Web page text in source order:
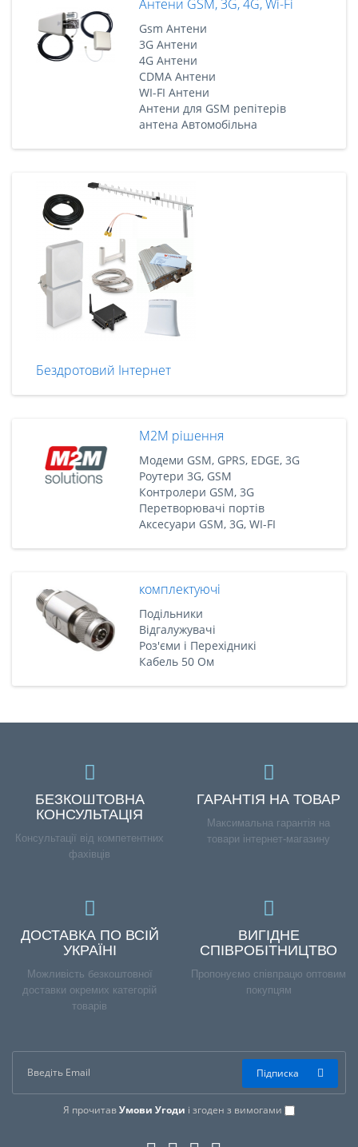
Антени GSM, 3G, 4G, Wi-Fi
Gsm Антени
3G Антени
4G Антени
CDMA Антени
WI-FI Антени
Антени для GSM репітерів
антена Автомобільна
Бездротовий Інтернет
M2M рішення
Модеми GSM, GPRS, EDGE, 3G
Роутери 3G, GSM
Контролери GSM, 3G
Перетворювачі портів
Аксесуари GSM, 3G, WI-FI
комплектуючі
Подільники
Відгалужувачі
Роз'єми і Перехідникі
Кабель 50 Ом
БЕЗКОШТОВНА
КОНСУЛЬТАЦІЯ
Консультації від компетентних
фахівців
ГАРАНТІЯ НА ТОВАР
Максимальна гарантія на
товари інтернет-магазину
ДОСТАВКА ПО ВСІЙ
УКРАЇНІ
Можливість безкоштовної
доставки окремих категорій
товарів
ВИГІДНЕ
СПІВРОБІТНИЦТВО
Пропонуємо співпрацю оптовим
покупцям
Я прочитавУмови Угоди і згоден з вимогами
Підписка